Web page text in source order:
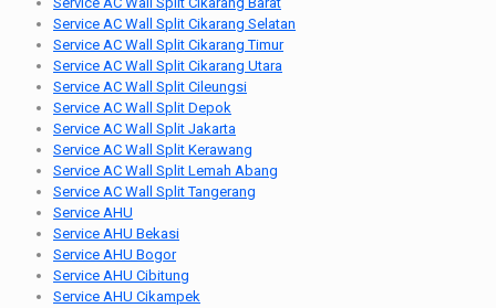
Service AC Wall Split Cikarang Selatan
Service AC Wall Split Cikarang Timur
Service AC Wall Split Cikarang Utara
Service AC Wall Split Cileungsi
Service AC Wall Split Depok
Service AC Wall Split Jakarta
Service AC Wall Split Kerawang
Service AC Wall Split Lemah Abang
Service AC Wall Split Tangerang
Service AHU
Service AHU Bekasi
Service AHU Bogor
Service AHU Cibitung
Service AHU Cikampek